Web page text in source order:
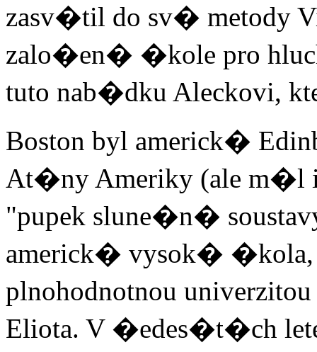
zasv�til do sv�
zalo�en� �kole pro
tuto nab�dku
Boston byl americk�
At�ny Ameriky (ale
"pupek slune�n�
americk� vysok� �kola,
plnohodnotnou
Eliota. V �edes�t�ch